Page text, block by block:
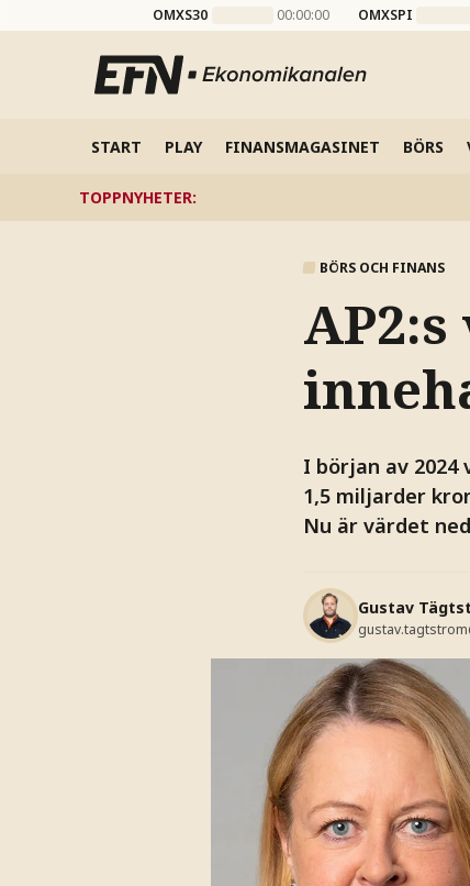
OMXS30 00:00:00 OMXSPI
START PLAY FINANSMAGASINET BÖRS
TOPPNYHETER:
BÖRS OCH FINANS
I början av
1,5 miljarder
Nu är värdet
Gustav